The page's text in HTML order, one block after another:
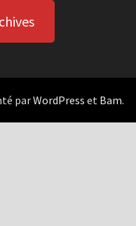
parWordPress et Bam.